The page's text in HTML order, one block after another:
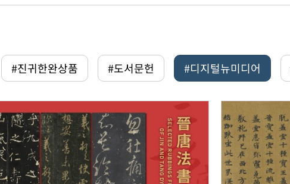
#진귀한완상품 #도서문헌 #디지털뉴미디어